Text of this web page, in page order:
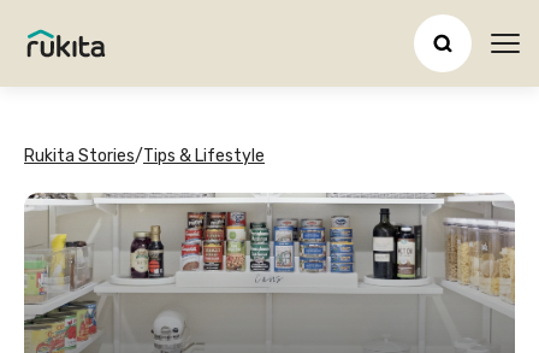
Rukita Stories/Tips & Lifestyle